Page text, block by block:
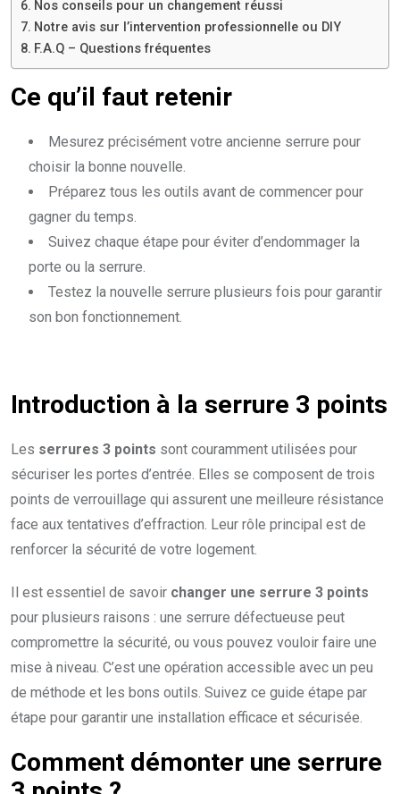
Nos conseils pour un changement réussi
Notre avis sur l’intervention professionnelle ou DIY
F.A.Q – Questions fréquentes
Ce qu’il faut retenir
Mesurez précisément votre ancienne serrure pour
choisir la bonne nouvelle.
Préparez tous les outils avant de commencer pour
gagner du temps.
Suivez chaque étape pour éviter d’endommager la
porte ou la serrure.
Testez la nouvelle serrure plusieurs fois pour garantir
son bon fonctionnement.
Introduction à la serrure 3 points
Les serrures 3 points sont couramment utilisées pour
sécuriser les portes d’entrée. Elles se composent de trois
points de verrouillage qui assurent une meilleure résistance
face aux tentatives d’effraction. Leur rôle principal est de
renforcer la sécurité de votre logement.
Il est essentiel de savoir changer une serrure 3 points
pour plusieurs raisons : une serrure défectueuse peut
compromettre la sécurité, ou vous pouvez vouloir faire une
mise à niveau. C’est une opération accessible avec un peu
de méthode et les bons outils. Suivez ce guide étape par
étape pour garantir une installation efficace et sécurisée.
Comment démonter une serrure